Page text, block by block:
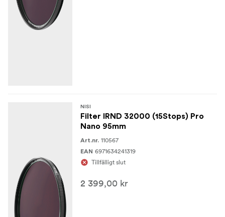
NISI
Filter IRND 32000 (15Stops) Pro
Nano 95mm
Art.nr. 110567
EAN 6971634241319
Tillfälligt slut
2 399,00 kr